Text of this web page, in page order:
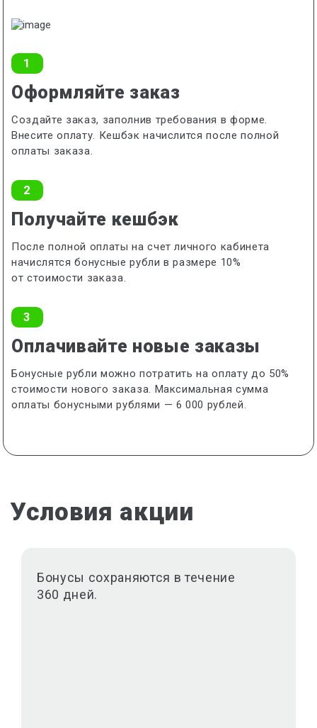
1
Оформляйте заказ
Создайте заказ, заполнив требования в форме.
Внесите оплату. Кешбэк начислится после полной
оплаты заказа.
2
Получайте кешбэк
После полной оплаты на счет личного кабинета
начислятся бонусные рубли в размере 10%
от стоимости заказа.
3
Оплачивайте новые заказы
Бонусные рубли можно потратить на оплату до 50%
стоимости нового заказа. Максимальная сумма
оплаты бонусными рублями — 6 000 рублей.
Условия акции
Бонусы сохраняются в течение
360 дней.